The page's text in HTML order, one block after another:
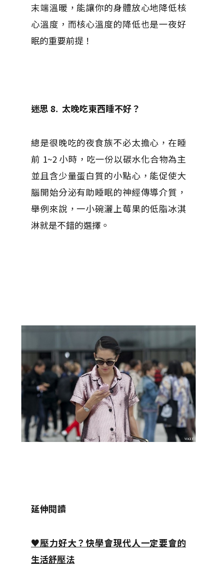
末端溫暖，能讓你的身體放心地降低核
心溫度，而核心溫度的降低也是一夜好
眠的重要前提！
迷思 8. 太晚吃東西睡不好？
總是很晚吃的夜食族不必太擔心，在睡
前 1~2 小時，吃一份以碳水化合物為主
並且含少量蛋白質的小點心，能促使大
腦開始分泌有助睡眠的神經傳導介質，
舉例來說，一小碗灑上莓果的低脂冰淇
淋就是不錯的選擇。
延伸閱讀
♥壓力好大？快學會現代人一定要會的
生活舒壓法